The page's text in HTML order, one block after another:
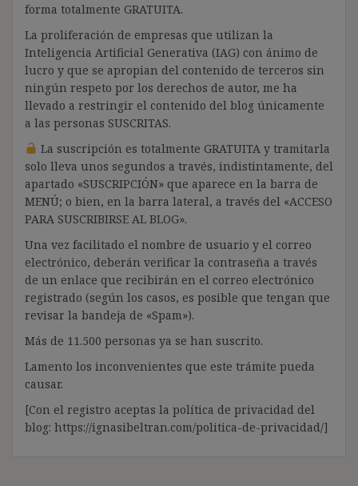
forma totalmente GRATUITA.
La proliferación de empresas que utilizan la
Inteligencia Artificial Generativa (IAG) con ánimo de
lucro y que se apropian del contenido de terceros sin
ningún respeto por los derechos de autor, me ha
llevado a restringir el contenido del blog únicamente
a las personas SUSCRITAS.
La suscripción es totalmente GRATUITA y tramitarla
solo lleva unos segundos a través, indistintamente, del
apartado «SUSCRIPCIÓN» que aparece en la barra de
MENÚ; o bien, en la barra lateral, a través del «ACCESO
PARA SUSCRIBIRSE AL BLOG».
Una vez facilitado el nombre de usuario y el correo
electrónico, deberán verificar la contraseña a través
de un enlace que recibirán en el correo electrónico
registrado (según los casos, es posible que tengan que
revisar la bandeja de «Spam»).
Más de 11.500 personas ya se han suscrito.
Lamento los inconvenientes que este trámite pueda
causar.
[Con el registro aceptas la política de privacidad del
blog: https://ignasibeltran.com/politica-de-privacidad/]